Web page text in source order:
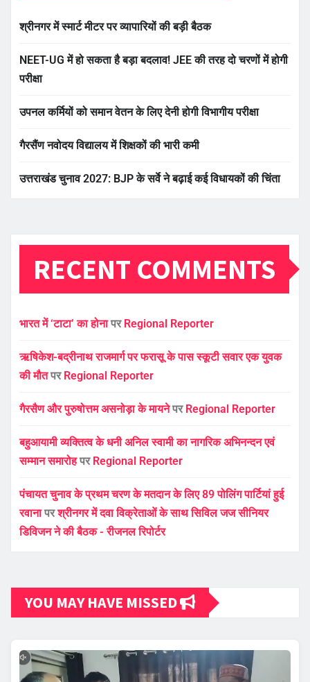
श्रीनगर में स्मार्ट मीटर पर व्यापारियों की बड़ी बैठक
NEET-UG में हो सकता है बड़ा बदलाव! JEE की तरह दो चरणों में होगी
परीक्षा
उपनल कर्मियों को समान वेतन के लिए देनी होगी विभागीय परीक्षा
गैरसैंण नवोदय विद्यालय में शिक्षकों की भारी कमी
उत्तराखंड चुनाव 2027: BJP के सर्वे ने बढ़ाई कई विधायकों की चिंता
RECENT COMMENTS
भारत में ‘टाटा’ का होनापर Regional Reporter
ऋषिकेश-बद्रीनाथ राजमार्ग पर फरासू के पास स्कूटी सवार एक युवक
की मौतपर Regional Reporter
गैरसैण और पुरुषोत्तम असनोड़ा के मायनेपर Regional Reporter
बहुआयामी व्यक्तित्व के धनी अनिल स्वामी का नागरिक अभिनन्दन एवं
सम्मान समारोहपर Regional Reporter
पंचायत चुनाव के प्रथम चरण के मतदान के लिए 89 पोलिंग पार्टियां हुई
रवानापरश्रीनगर में दवा विक्रेताओं के साथ सिविल जज सीनियर
डिविजन ने की बैठक - रीजनल रिपोर्टर
YOU MAY HAVE MISSED